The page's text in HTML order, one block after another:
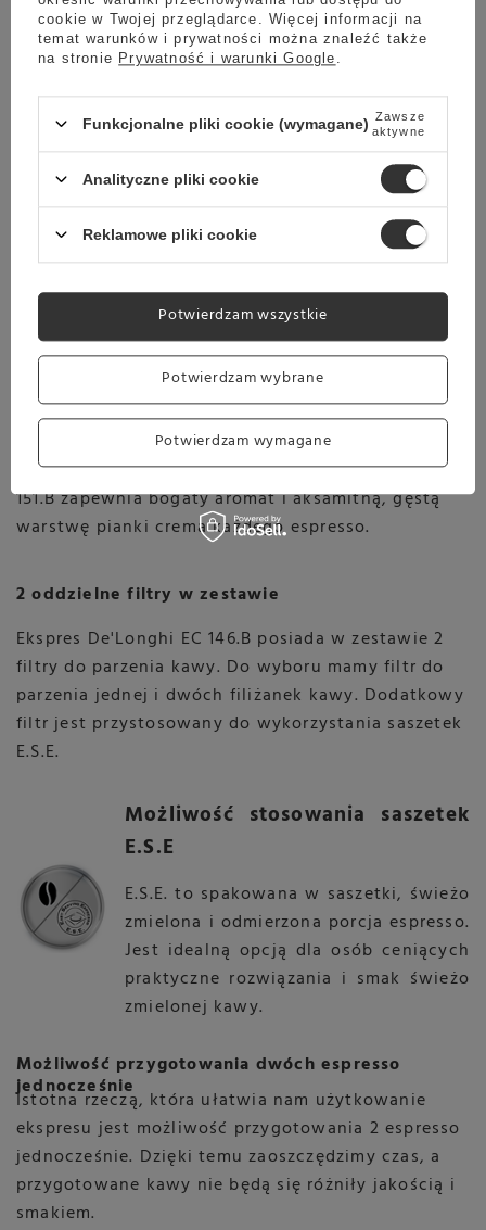
wyposażony wnowoczesny System
Cappuccino
umożliwiający
przyrządzenie kawy z gęstą, kremową
mleczną pianką. Dysza parowa pozwoli
Ci na przygotowanie idealnej kremowej
cappuccino.
Perfekcyjne spienione mleko
Perfekcyjny rezultat, porządek i bezpieczeństwo
podczas procesu spieniania mleka, gwarantuje nam
regulacja emisji pary wodnej.
Aksamitna pianka crema za każdym razem!
FILTR CREMA, w który jest wyposażony ekspres EC
151.B zapewniabogaty aromat i aksamitną, gęstą
warstwę pianki crema każdego espresso.
2 oddzielne filtry w zestawie
Ekspres De'Longhi EC 146.B posiada w zestawie 2
filtry do parzenia kawy. Do wyboru mamy filtr do
parzenia jednej i dwóch filiżanek kawy. Dodatkowy
filtr jest przystosowany do wykorzystania saszetek
E.S.E.
Możliwość stosowania saszetek
E.S.E
E.S.E. to spakowana w saszetki, świeżo
zmielona i odmierzona porcja espresso.
Jest idealną opcją dla osób ceniących
praktyczne rozwiązania i smak świeżo
zmielonej kawy.
Możliwość przygotowania dwóch espresso
jednocześnie
Istotna rzeczą, która ułatwia nam użytkowanie
ekspresu jest możliwość przygotowania 2 espresso
jednocześnie. Dzięki temu zaoszczędzimy czas, a
przygotowane kawy nie będą się różniły jakością i
smakiem.
cookie w Twojej przeglądarce. Więcej informacji na
temat warunków i prywatności można znaleźć także
na stronie Prywatność i warunki Google
Funkcjonalne pliki cookie (wymagane) Zawsze
aktywne
Analityczne pliki cookie
Reklamowe pliki cookie
Potwierdzam wybrane
Potwierdzam wymagane
Potwierdzam wszystkie